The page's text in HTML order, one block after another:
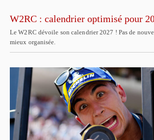
W2RC : calendrier optimisé pour
Le W2RC dévoile son calendrier 2027 ! Pas de
mieux organisée.